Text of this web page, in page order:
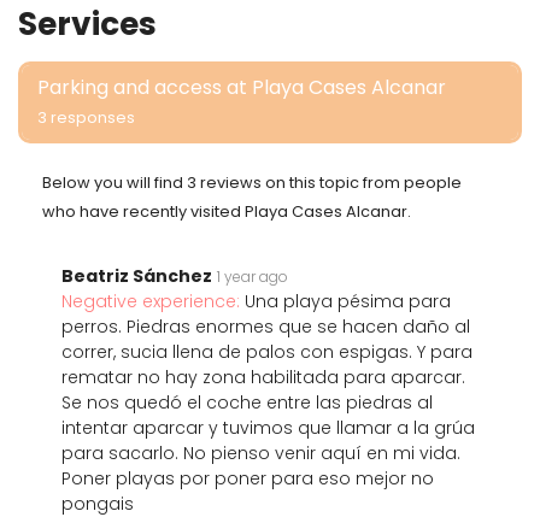
Services
Parking and access at Playa Cases Alcanar
3 responses
Below you will find 3 reviews on this topic from people
who have recently visited Playa Cases Alcanar.
Beatriz Sánchez 1 year ago
Negative experience: Una playa pésima para
perros. Piedras enormes que se hacen daño al
correr, sucia llena de palos con espigas. Y para
rematar no hay zona habilitada para aparcar.
Se nos quedó el coche entre las piedras al
intentar aparcar y tuvimos que llamar a la grúa
para sacarlo. No pienso venir aquí en mi vida.
Poner playas por poner para eso mejor no
pongais